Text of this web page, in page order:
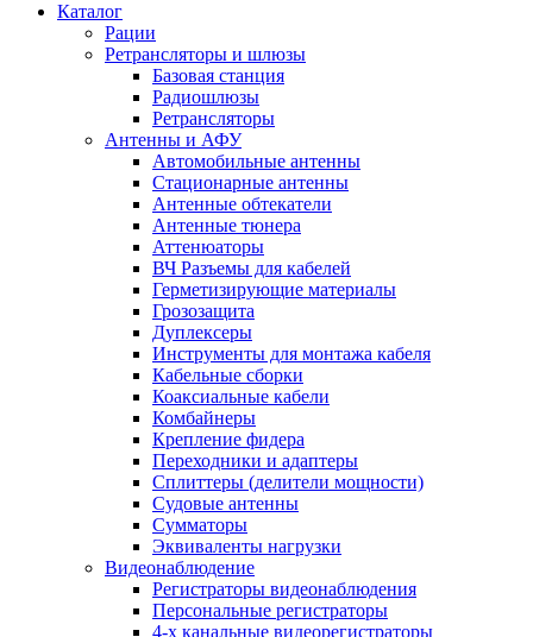
Каталог
Рации
Ретрансляторы и шлюзы
Базовая станция
Радиошлюзы
Ретрансляторы
Антенны и АФУ
Автомобильные антенны
Стационарные антенны
Антенные обтекатели
Антенные тюнера
Аттенюаторы
ВЧ Разъемы для кабелей
Герметизирующие материалы
Грозозащита
Дуплексеры
Инструменты для монтажа кабеля
Кабельные сборки
Коаксиальные кабели
Комбайнеры
Крепление фидера
Переходники и адаптеры
Сплиттеры (делители мощности)
Судовые антенны
Сумматоры
Эквиваленты нагрузки
Видеонаблюдение
Регистраторы видеонаблюдения
Персональные регистраторы
4-х канальные видеорегистраторы